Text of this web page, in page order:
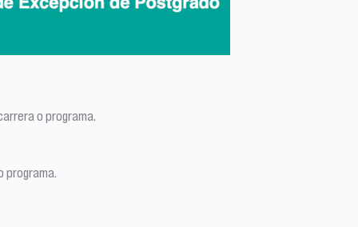
o programa.
programa.